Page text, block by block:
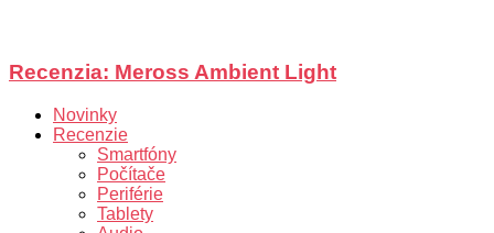
Recenzia: Meross Ambient Light
Novinky
Recenzie
Smartfóny
Počítače
Periférie
Tablety